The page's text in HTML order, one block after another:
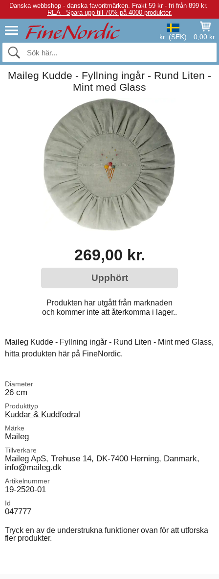
Danska webbshop - danska favoritmärken. Frakt 59 kr - fri från 899 kr.
REA - Spara upp till 70% på 4000 produkter.
kr. (SEK) 0,00 kr.
Maileg Kudde - Fyllning ingår - Rund Liten -
Mint med Glass
269,00 kr.
Upphört
Produkten har utgått från marknaden
och kommer inte att återkomma i lager..
Maileg Kudde - Fyllning ingår - Rund Liten - Mint med Glass,
hitta produkten här på FineNordic.
Diameter
26 cm
Produkttyp
Kuddar & Kuddfodral
Märke
Maileg
Tillverkare
Maileg ApS, Trehuse 14, DK-7400 Herning, Danmark,
info@maileg.dk
Artikelnummer
19-2520-01
Id
047777
Tryck en av de understrukna funktioner ovan för att utforska
fler produkter.